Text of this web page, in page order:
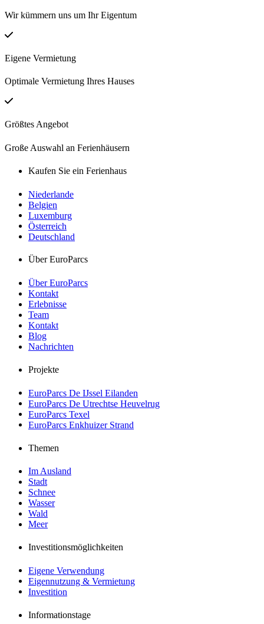
Wir kümmern uns um Ihr Eigentum
Eigene Vermietung
Optimale Vermietung Ihres Hauses
Größtes Angebot
Große Auswahl an Ferienhäusern
Kaufen Sie ein Ferienhaus
Niederlande
Belgien
Luxemburg
Österreich
Deutschland
Über EuroParcs
Über EuroParcs
Kontakt
Erlebnisse
Team
Kontakt
Blog
Nachrichten
Projekte
EuroParcs De IJssel Eilanden
EuroParcs De Utrechtse Heuvelrug
EuroParcs Texel
EuroParcs Enkhuizer Strand
Themen
Im Ausland
Stadt
Schnee
Wasser
Wald
Meer
Investitionsmöglichkeiten
Eigene Verwendung
Eigennutzung & Vermietung
Investition
Informationstage